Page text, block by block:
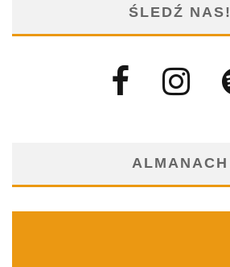
ŚLEDŹ NAS!
ALMANACH